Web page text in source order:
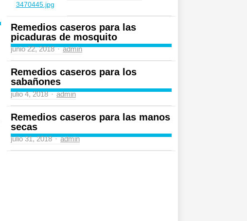
Remedios caseros para las
picaduras de mosquito
junio 22, 2018 Author
admin
Remedios caseros para los
sabañones
julio 4, 2018 Author
admin
Remedios caseros para las manos
secas
julio 31, 2018 Author
admin